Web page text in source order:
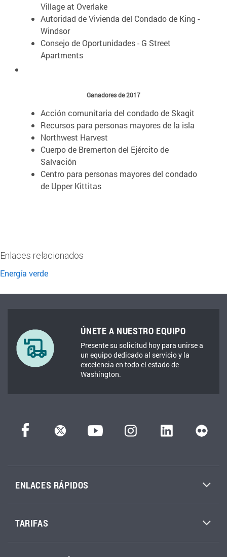
Village at Overlake
Autoridad de Vivienda del Condado de King -
Windsor
Consejo de Oportunidades - G Street
Apartments
Ganadores de 2017
Acción comunitaria del condado de Skagit
Recursos para personas mayores de la isla
Northwest Harvest
Cuerpo de Bremerton del Ejército de
Salvación
Centro para personas mayores del condado
de Upper Kittitas
Enlaces relacionados
Energía verde
ÚNETE A NUESTRO EQUIPO
Presente su solicitud hoy para unirse a
un equipo dedicado al servicio y la
excelencia en todo el estado de
Washington.
ENLACES RÁPIDOS
TARIFAS